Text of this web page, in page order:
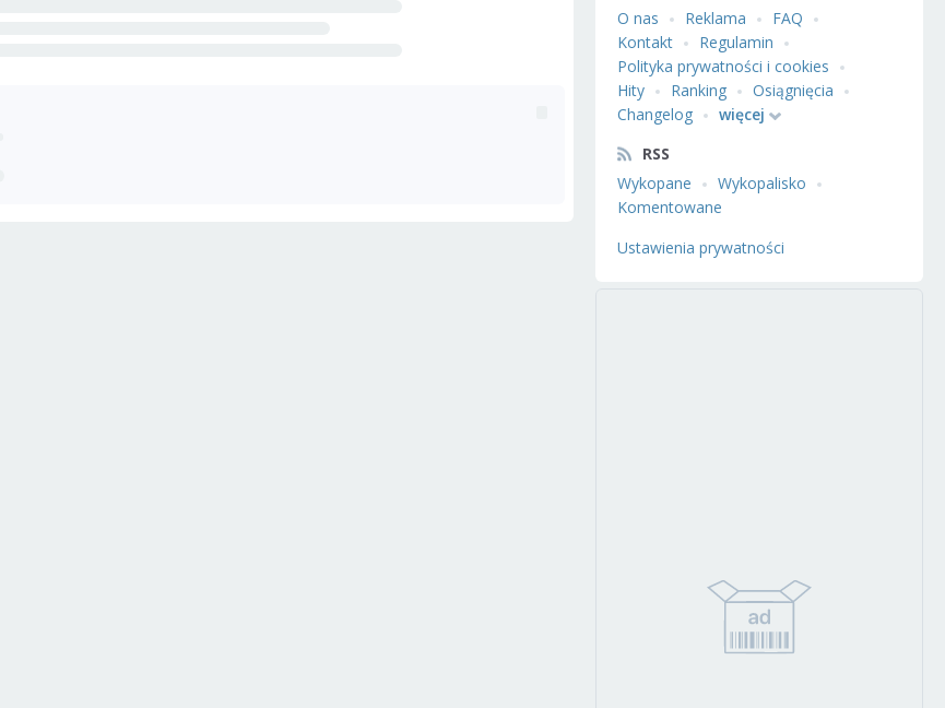
O nas
Reklama
FAQ
Kontakt
Regulamin
Polityka prywatności i cookies
Hity
Ranking
Osiągnięcia
Changelog
więcej
RSS
Wykopane
Wykopalisko
Komentowane
Ustawienia prywatności